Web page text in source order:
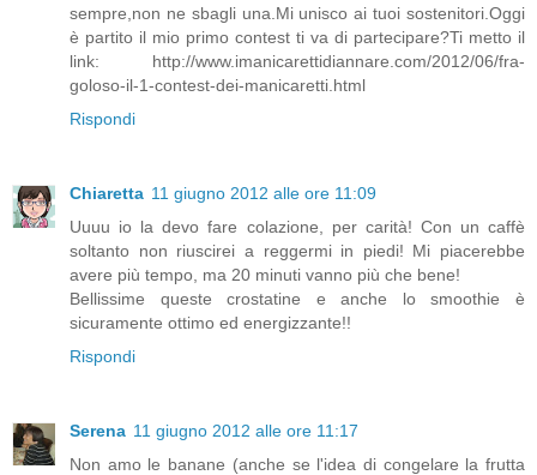
sempre,non ne sbagli una.Mi unisco ai tuoi sostenitori.Oggi
è partito il mio primo contest ti va di partecipare?Ti metto il
link: http://www.imanicarettidiannare.com/2012/06/fra-
goloso-il-1-contest-dei-manicaretti.html
Rispondi
Chiaretta 11 giugno 2012 alle ore 11:09
Uuuu io la devo fare colazione, per carità! Con un caffè
soltanto non riuscirei a reggermi in piedi! Mi piacerebbe
avere più tempo, ma 20 minuti vanno più che bene!
Bellissime queste crostatine e anche lo smoothie è
sicuramente ottimo ed energizzante!!
Rispondi
Serena 11 giugno 2012 alle ore 11:17
Non amo le banane (anche se l'idea di congelare la frutta